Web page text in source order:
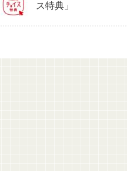
ス特典」